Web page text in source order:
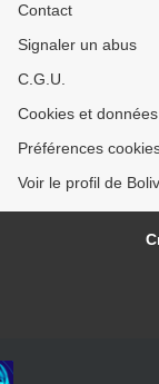
Contact
Signaler un abus
C.G.U.
Cookies et
Préférences
Voir le profil de